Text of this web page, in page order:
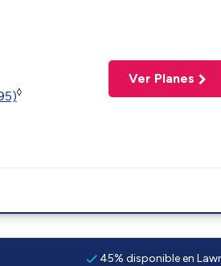
◊
Ver Planes
45% disponible en